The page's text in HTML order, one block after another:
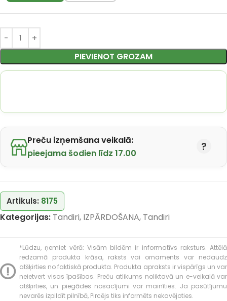
PIEVIENOT GROZAM
Preču izņemšana veikalā:
pieejama šodien līdz 17.00
Artikuls: 8175
Kategorijas: Tandiri, IZPĀRDOŠANA, Tandiri
*Lūdzu, ņemiet vērā: Visām bildēm ir informatīvs raksturs. Attēlā
redzamā produkta krāsa, raksts vai ornaments var nedaudz
atšķirties no faktiskā produkta. Produkta apraksts ir vispārīgs un var
neietvert visas īpašības. Preču atlikums noliktavā un e-veikalā var
atšķirties, un piegādes nosacījumi var mainīties. Ja pasūtījumu
nevarēs izpildīt pilnībā, Pircējs tiks informēts nekavējoties.